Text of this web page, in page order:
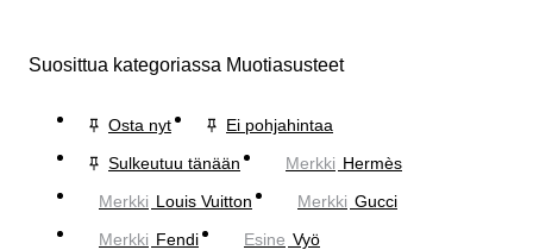
Suosittua kategoriassa Muotiasusteet
Osta nyt
Ei pohjahintaa
Sulkeutuu tänään
Merkki Hermès
Merkki Louis Vuitton Merkki Gucci
Merkki Fendi Esine Vyö